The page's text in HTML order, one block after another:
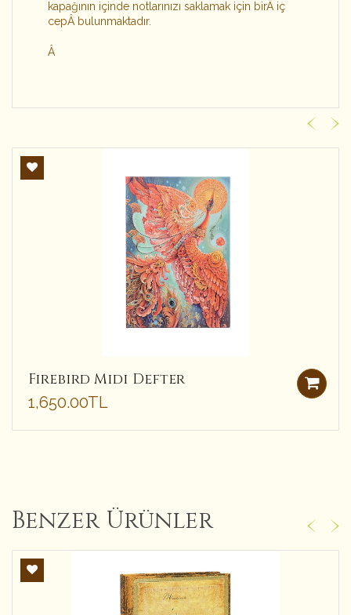
kapağının içinde notlarınızı saklamak için birÂ iç
cepÂ bulunmaktadır.
Â
Firebird Midi Defter
1,650.00TL
Benzer Ürünler